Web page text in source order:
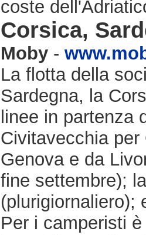
coste
Corsica,
Moby -
La flotta della
Sardegna, la
linee in partenza
Civitavecchia per
Genova e da
fine settembre);
Per i camperisti